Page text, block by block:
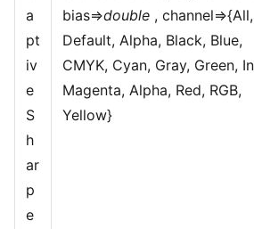
a
pt
iv
e
S
h
ar
p
e
bias=>double , channel=>{All,
Default, Alpha, Black, Blue,
CMYK, Cyan, Gray, Green,
Magenta, Alpha, Red, RGB,
Yellow}